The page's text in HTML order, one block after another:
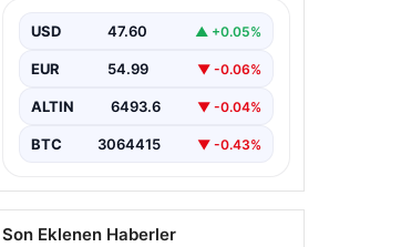
Çözümleri
Günümüz dünyasında açık hava
dinlenme alanları, villaların en
gelmiştir. Bahçeyle uyumlu…
USD 47.60 ▲ +0.05%
EUR 54.99 ▼ -0.06%
ALTIN 6493.6 ▼ -0.04%
BTC 3064415 ▼ -0.43%
Son Eklenen Haberler